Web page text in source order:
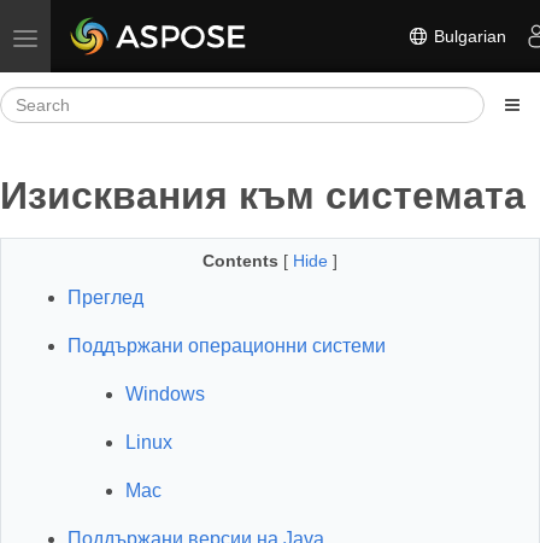
Toggle navigation Bulgarian
Изисквания към системата
Contents [ Hide ]
Преглед
Поддържани операционни системи
Windows
Linux
Mac
Поддържани версии на Java